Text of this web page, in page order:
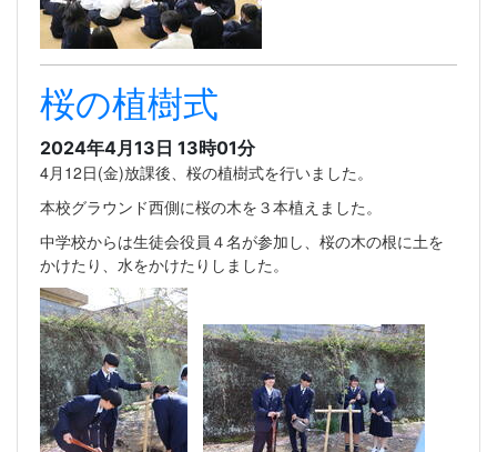
桜の植樹式
2024年4月13日 13時01分
4月12日(金)放課後、桜の植樹式を行いました。
本校グラウンド西側に桜の木を３本植えました。
中学校からは生徒会役員４名が参加し、桜の木の根に土を
かけたり、水をかけたりしました。